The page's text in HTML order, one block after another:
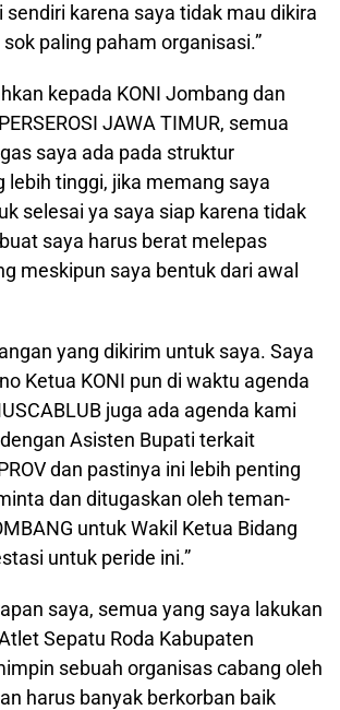
sendiri karena saya tidak mau dikira
paling paham organisasi.”
kepada KONI Jombang dan
JAWA TIMUR, semua
saya ada pada struktur
lebih tinggi, jika memang saya
selesai ya saya siap karena tidak
saya harus berat melepas
meskipun saya bentuk dari awal
yang dikirim untuk saya. Saya
Ketua KONI pun di waktu agenda
juga ada agenda kami
Asisten Bupati terkait
dan pastinya ini lebih penting
dan ditugaskan oleh teman-
untuk Wakil Ketua Bidang
untuk peride ini.”
saya, semua yang saya lakukan
Sepatu Roda Kabupaten
sebuah organisas cabang oleh
harus banyak berkorban baik